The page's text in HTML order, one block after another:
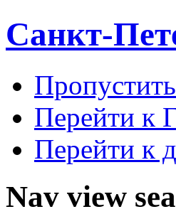
Санкт-
Перейти к
Перейти к
Nav view